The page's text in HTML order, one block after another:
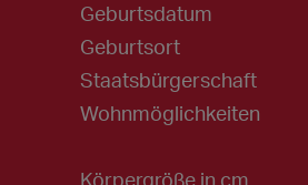
Geburtsdatum
Geburtsort
Staatsbürgerschaft
Wohnmöglichkeiten
Körpergröße in cm